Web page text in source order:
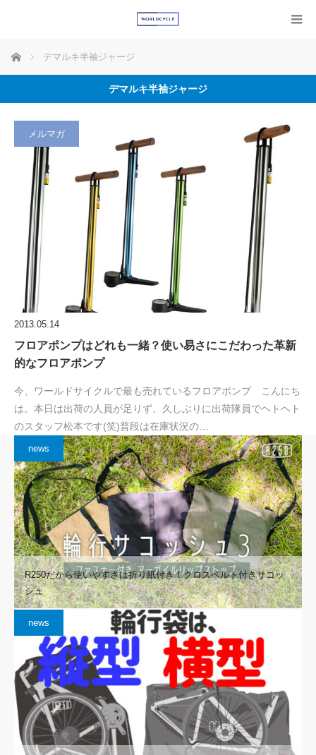
ホーム デマルキ半袖ジャージ
デマルキ半袖ジャージ
メルマガ
2013.05.14
フロアポンプはどれも一緒？使い易さにこだわった革新
的なフロアポンプ
今、ワールドサイクルで最も売れているフロアポンプ こんにち
は。本日は出荷の人員が足りず、久しぶりに出荷隊員でヘトヘト
のスタッフ松本です(笑)普段は在庫状況の…
news
R250だから使いやすさは折り紙付き！クロスベルト付きサコッ
シュ
news